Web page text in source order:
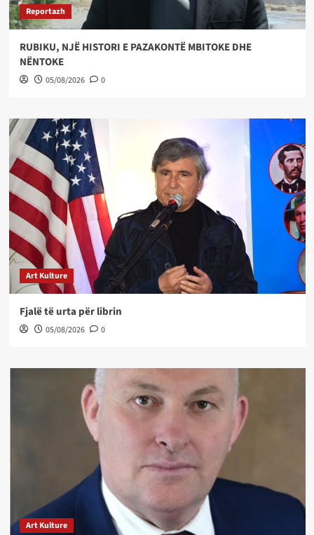
Reportazh
RUBIKU, NJË HISTORI E PAZAKONTË MBITOKE DHE
NËNTOKE
05/08/2026 0
Art Kulture
Fjalë të urta për librin
05/08/2026 0
Art Kulture